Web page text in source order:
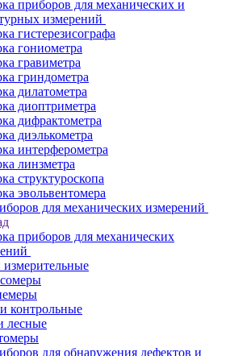
приборов для механических и
измерений
гистерезисографа
гониометра
гравиметра
гриндометра
дилатометра
диоптриметра
дифрактометра
диэлькометра
интерферометра
линзметра
структуроскопа
эвольвентомера
для механических измерений
приборов для механических
измерительные
контрольные
лесные
для обнаружения дефектов и